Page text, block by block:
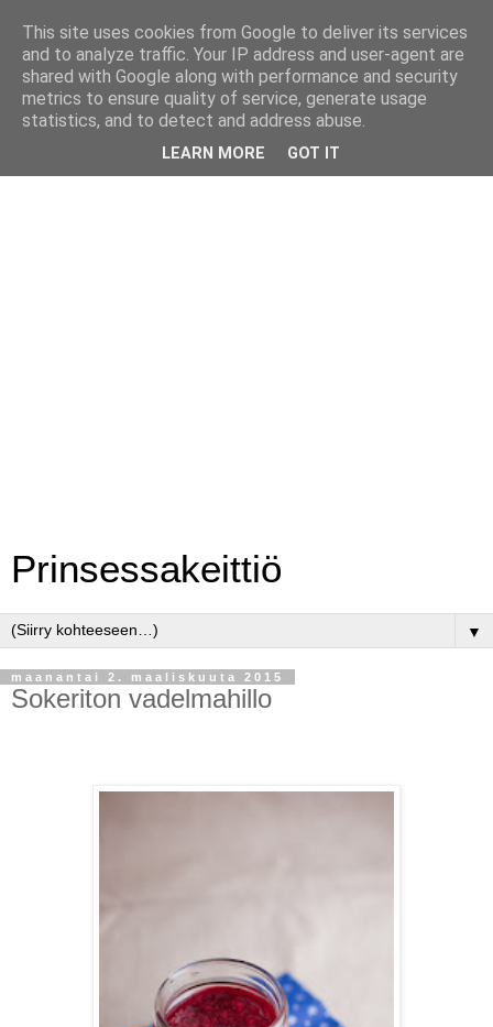
Prinsessakeittiö
▼
maanantai 2. maaliskuuta 2015
Sokeriton vadelmahillo
This site uses cookies from Google to deliver its services
and to analyze traffic. Your IP address and user-agent are
shared with Google along with performance and security
metrics to ensure quality of service, generate usage
statistics, and to detect and address abuse.
LEARN MORE GOT IT